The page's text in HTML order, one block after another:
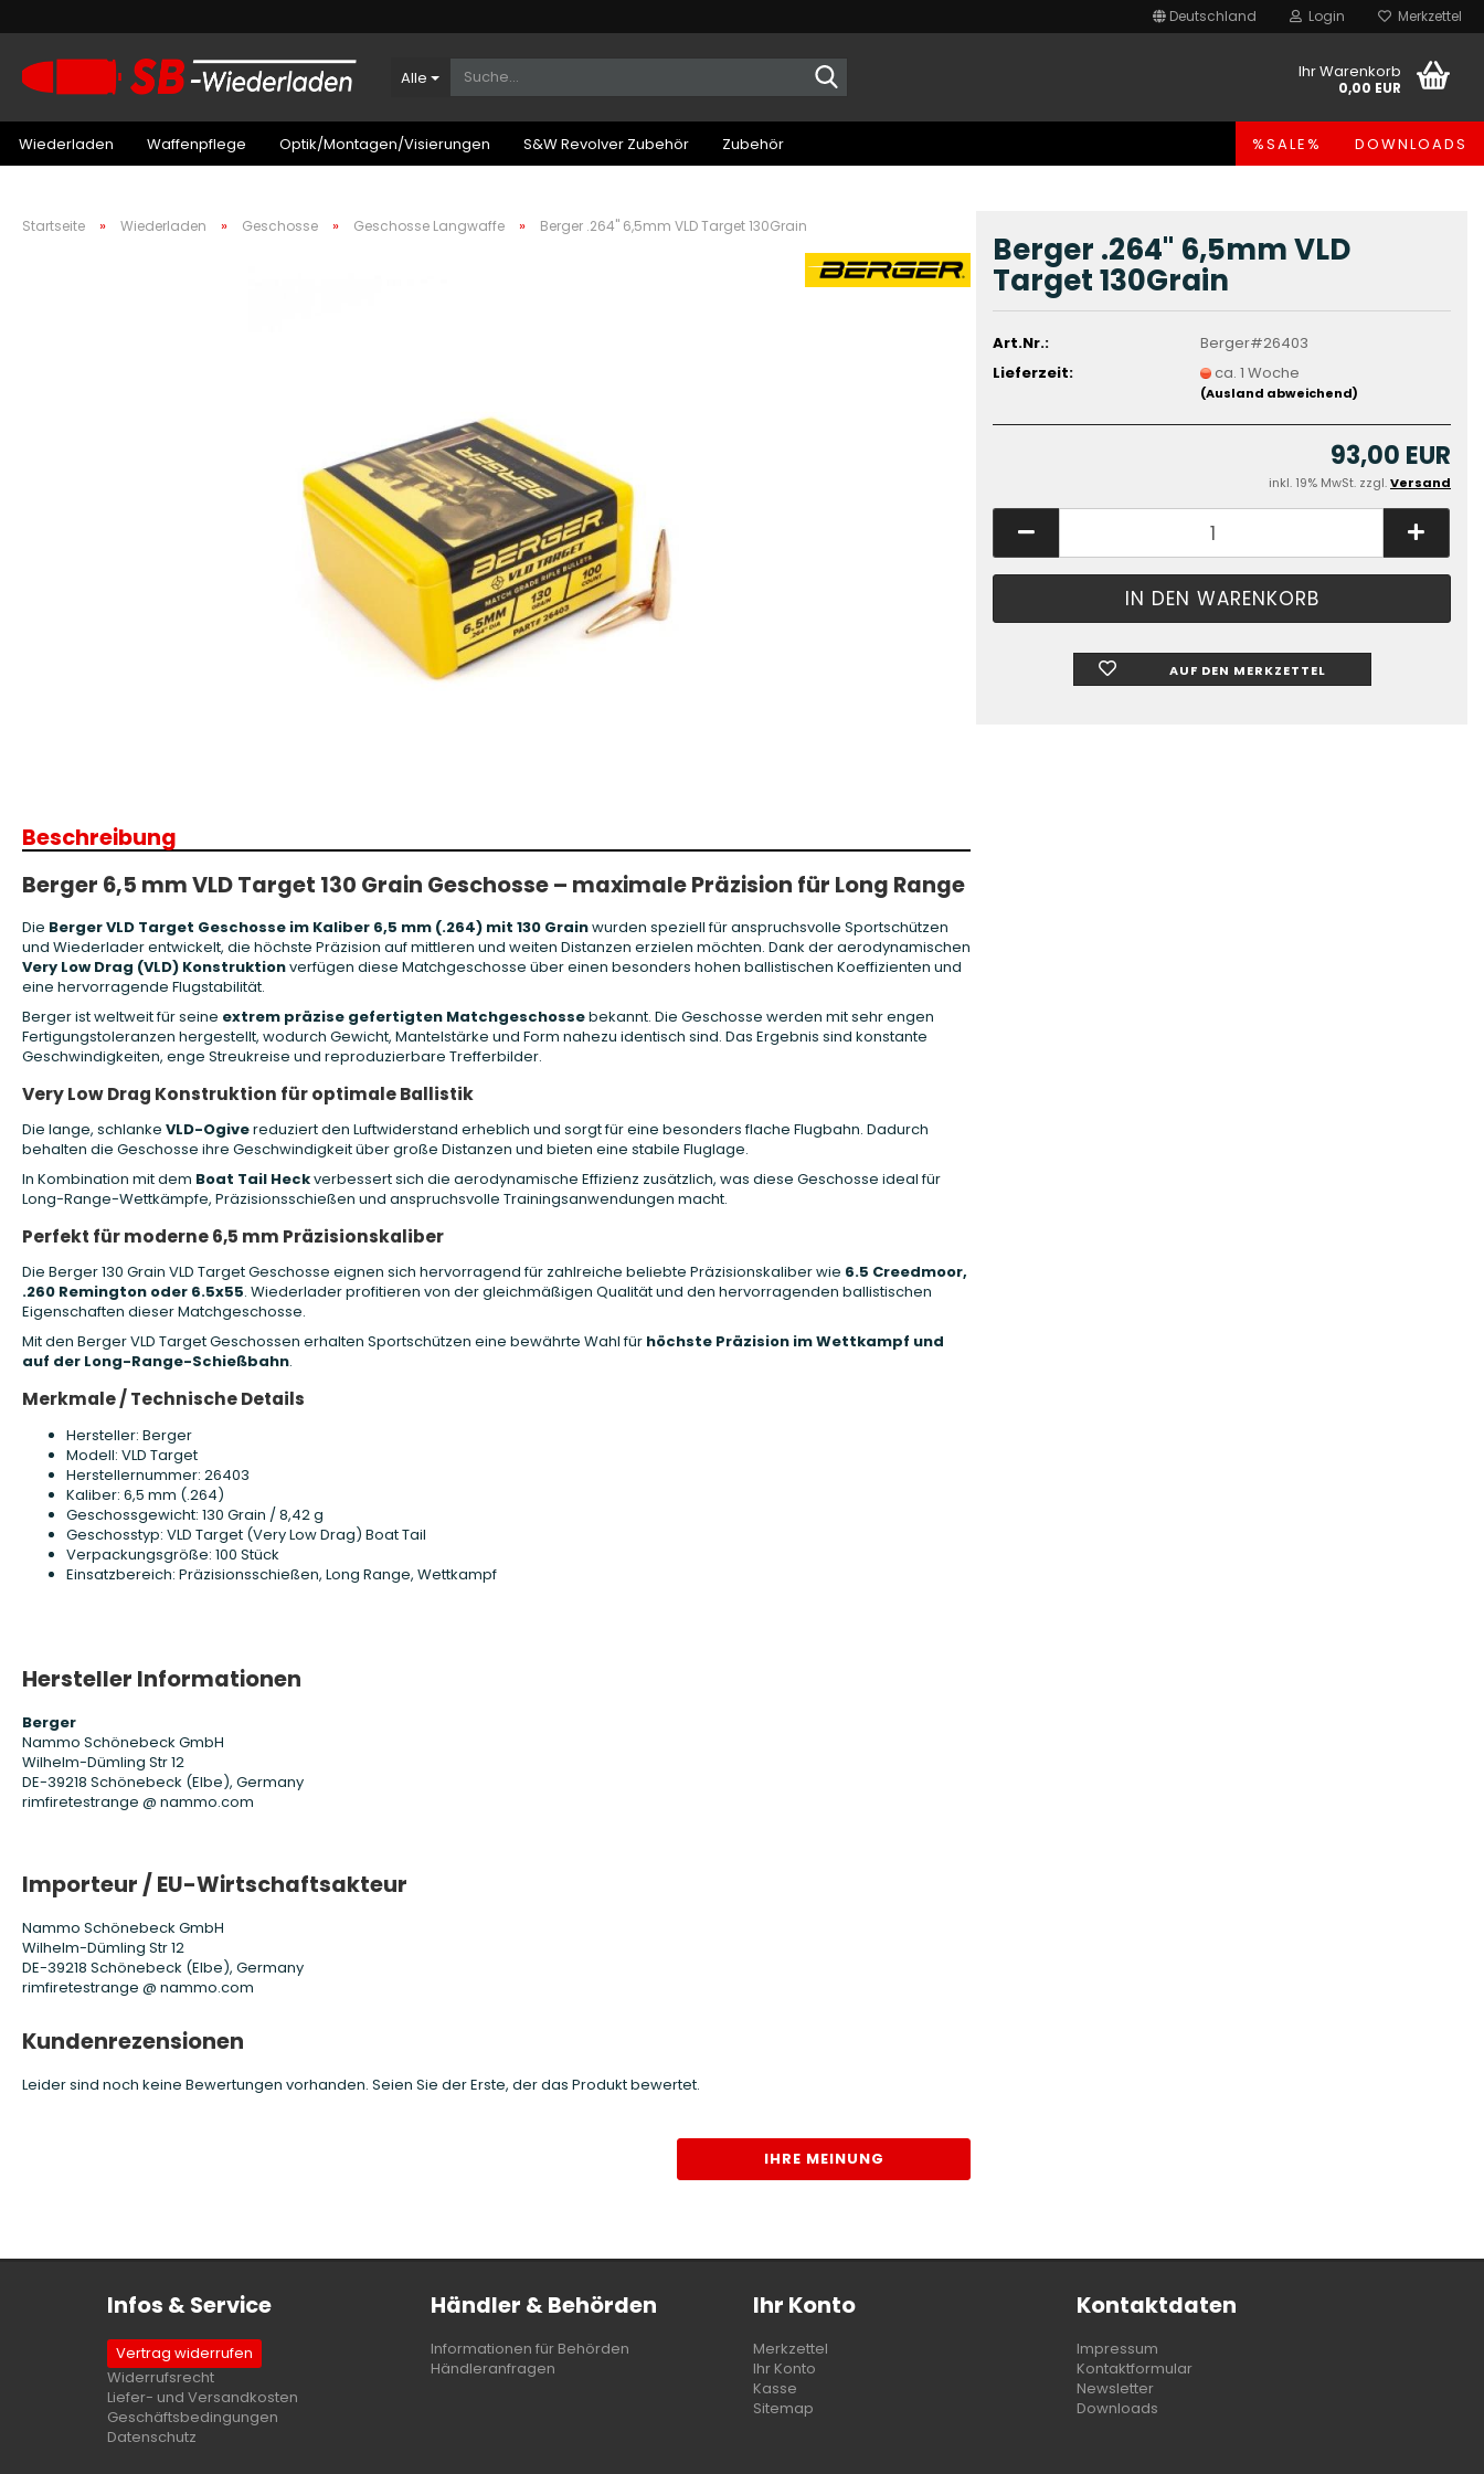
Deutschland Login Merkzettel
Alle
Suche... Ihr Warenkorb
0,00 EUR
Wiederladen
Ladepressen
Ladepressen Zubehör
Uniqutek Dillon Zubehör
Waffenpflege Optik/Montagen/Visierungen S&W Revolver Zubehör Zubehör %SALE% DOWNLOADS
Startseite » Wiederladen » Geschosse » Geschosse Langwaffe » Berger .264" 6,5mm VLD Target 130Grain
Berger .264" 6,5mm VLD
Target 130Grain
Art.Nr.:
Berger#26403
Lieferzeit:
ca. 1 Woche
(Ausland abweichend)
93,00 EUR
inkl. 19% MwSt. zzgl.Versand
AUF DEN MERKZETTEL
Beschreibung
Berger 6,5 mm VLD Target 130 Grain Geschosse – maximale Präzision für Long Range
Die Berger VLD Target Geschosse im Kaliber 6,5 mm (.264) mit 130 Grainwurden speziell für anspruchsvolle Sportschützen
und Wiederlader entwickelt, die höchste Präzision auf mittleren und weiten Distanzen erzielen möchten. Dank der aerodynamischen
Very Low Drag (VLD) Konstruktionverfügen diese Matchgeschosse über einen besonders hohen ballistischen Koeffizienten und
eine hervorragende Flugstabilität.
Berger ist weltweit für seine extrem präzise gefertigten Matchgeschossebekannt. Die Geschosse werden mit sehr engen
Fertigungstoleranzen hergestellt, wodurch Gewicht, Mantelstärke und Form nahezu identisch sind. Das Ergebnis sind konstante
Geschwindigkeiten, enge Streukreise und reproduzierbare Trefferbilder.
Very Low Drag Konstruktion für optimale Ballistik
Die lange, schlanke VLD-Ogivereduziert den Luftwiderstand erheblich und sorgt für eine besonders flache Flugbahn. Dadurch
behalten die Geschosse ihre Geschwindigkeit über große Distanzen und bieten eine stabile Fluglage.
In Kombination mit dem Boat Tail Heckverbessert sich die aerodynamische Effizienz zusätzlich, was diese Geschosse ideal für
Long-Range-Wettkämpfe, Präzisionsschießen und anspruchsvolle Trainingsanwendungen macht.
Perfekt für moderne 6,5 mm Präzisionskaliber
Die Berger 130 Grain VLD Target Geschosse eignen sich hervorragend für zahlreiche beliebte Präzisionskaliber wie 6.5 Creedmoor,
.260 Remington oder 6.5x55. Wiederlader profitieren von der gleichmäßigen Qualität und den hervorragenden ballistischen
Eigenschaften dieser Matchgeschosse.
Mit den Berger VLD Target Geschossen erhalten Sportschützen eine bewährte Wahl für höchste Präzision im Wettkampf und
auf der Long-Range-Schießbahn.
Merkmale / Technische Details
Hersteller: Berger
Modell: VLD Target
Herstellernummer: 26403
Kaliber: 6,5 mm (.264)
Geschossgewicht: 130 Grain / 8,42 g
Geschosstyp: VLD Target (Very Low Drag) Boat Tail
Verpackungsgröße: 100 Stück
Einsatzbereich: Präzisionsschießen, Long Range, Wettkampf
Hersteller Informationen
Berger
Nammo Schönebeck GmbH
Wilhelm-Dümling Str 12
DE-39218 Schönebeck (Elbe), Germany
rimfiretestrange @ nammo.com
Importeur / EU-Wirtschaftsakteur
Nammo Schönebeck GmbH
Wilhelm-Dümling Str 12
DE-39218 Schönebeck (Elbe), Germany
rimfiretestrange @ nammo.com
Kundenrezensionen
Leider sind noch keine Bewertungen vorhanden. Seien Sie der Erste, der das Produkt bewertet.
IHRE MEINUNG
Infos & Service
Vertrag widerrufen
Widerrufsrecht
Liefer- und Versandkosten
Geschäftsbedingungen
Datenschutz
Händler & Behörden
Informationen für Behörden
Händleranfragen
Ihr Konto
Merkzettel
Ihr Konto
Kasse
Sitemap
Kontaktdaten
Impressum
Kontaktformular
Newsletter
Downloads